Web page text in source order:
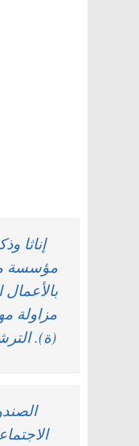
إناثا
مؤسسة
مزاولة
(ة). الترشيح قبل